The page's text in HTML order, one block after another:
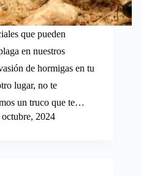
que pueden
en nuestros
de hormigas en tu
lugar, no te
un truco que te…
octubre, 2024